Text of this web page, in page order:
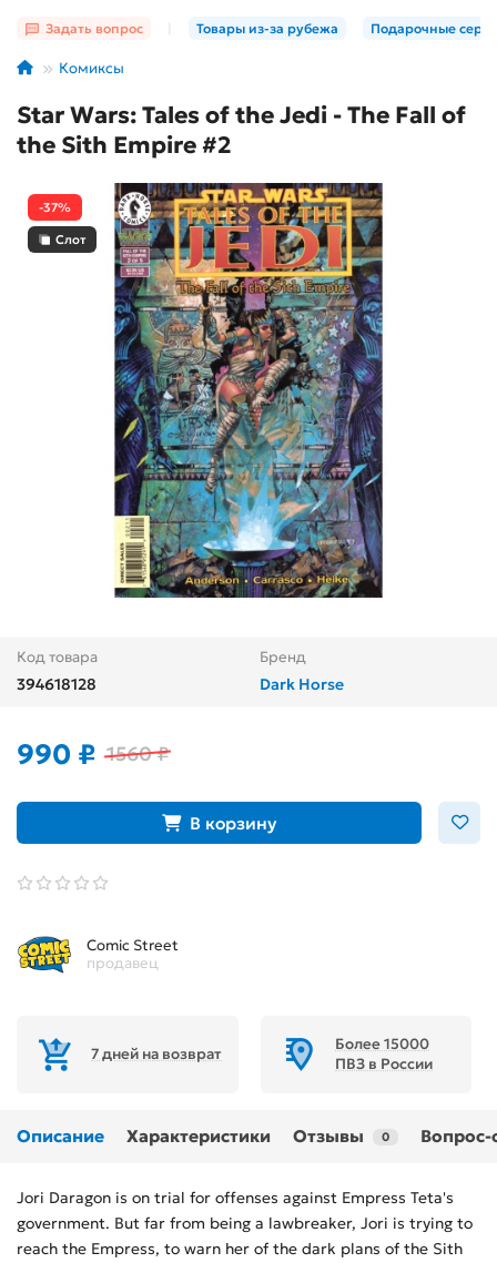
Задать вопрос Товары из-за рубежа Подарочные
Комиксы
Star Wars: Tales of the Jedi - The Fall of
the Sith Empire #2
-37%
Слот
Код товара
394618128
Бренд
Dark Horse
990 ₽ 1560 ₽
В корзину
Comic Street
продавец
7 дней на возврат
Более 15000
ПВЗ в России
Описание Характеристики Отзывы 0 Вопрос-
Jori Daragon is on trial for offenses against Empress Teta's
government. But far from being a lawbreaker, Jori is trying to
reach the Empress, to warn her of the dark plans of the Sith